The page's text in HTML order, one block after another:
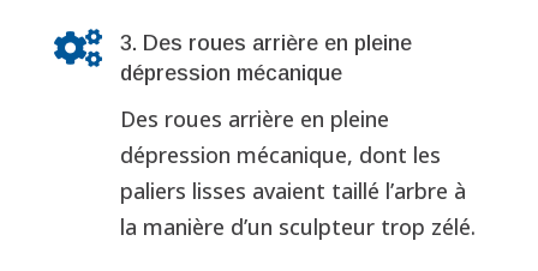

3. Des roues arrière en pleine
dépression mécanique
Des roues arrière en pleine
dépression mécanique, dont les
paliers lisses avaient taillé l’arbre à
la manière d’un sculpteur trop zélé.